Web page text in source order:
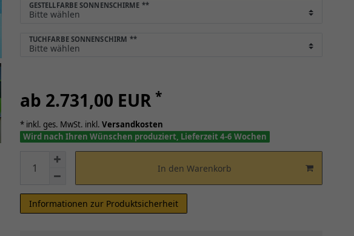
GESTELLFARBE SONNENSCHIRME **
TUCHFARBE SONNENSCHIRM **
ab 2.731,00 EUR *
* inkl. ges. MwSt. inkl. Versandkosten
Wird nach Ihren Wünschen produziert, Lieferzeit 4-6 Wochen
In den Warenkorb
Informationen zur Produktsicherheit